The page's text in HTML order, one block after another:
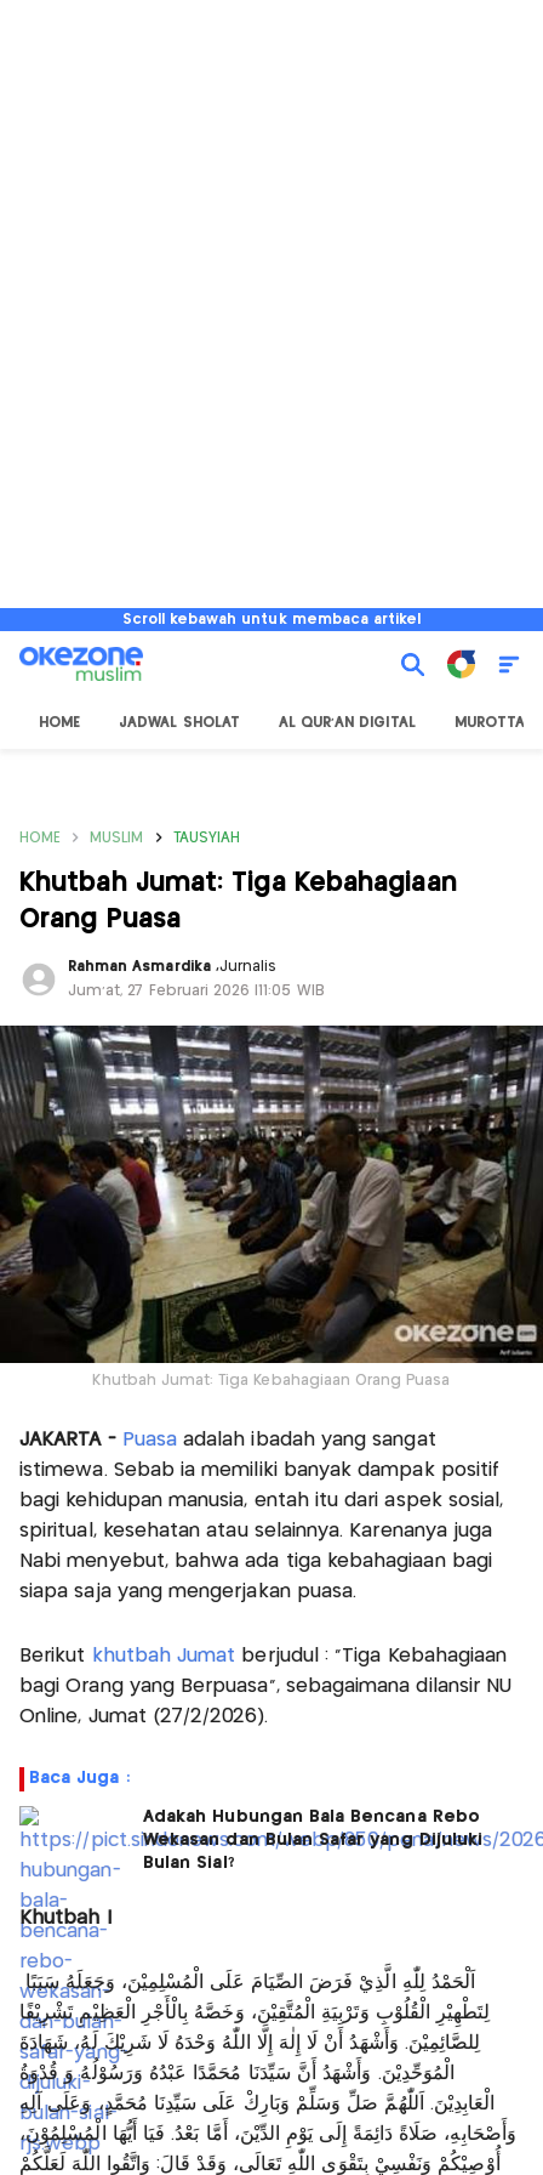
Scroll kebawah untuk membaca artikel
HOME JADWAL SHOLAT AL QUR'AN DIGITAL MUROTTAL
HOME MUSLIM TAUSYIAH
Khutbah Jumat: Tiga Kebahagiaan
Orang Puasa
Rahman Asmardika ,Jurnalis
Jum'at, 27 Februari 2026 |11:05 WIB
Khutbah Jumat: Tiga Kebahagiaan Orang Puasa
JAKARTA -Puasaadalah ibadah yang sangat
istimewa. Sebab ia memiliki banyak dampak positif
bagi kehidupan manusia, entah itu dari aspek sosial,
spiritual, kesehatan atau selainnya. Karenanya juga
Nabi menyebut, bahwa ada tiga kebahagiaan bagi
siapa saja yang mengerjakan puasa.
Berikut khutbah Jumat berjudul : "Tiga Kebahagiaan
bagi Orang yang Berpuasa”, sebagaimana dilansir NU
Online, Jumat (27/2/2026).
Baca Juga :
Adakah Hubungan Bala Bencana Rebo
Wekasan dan Bulan Safar yang Dijuluki
Bulan Sial?
Khutbah I
اَلْحَمْدُ لِلّٰهِ الَّذِيْ فَرَضَ الصِّيَامَ عَلَى الْمُسْلِمِيْنَ، وَجَعَلَهُ سَبَبًا
لِتَطْهِيْرِ الْقُلُوْبِ وَتَرْبِيَةِ الْمُتَّقِيْنَ، وَخَصَّهُ بِالْأَجْرِ الْعَظِيْمِ تَشْرِيْفًا
لِلصَّائِمِيْنَ. وَأَشْهَدُ أَنْ لَا إِلٰهَ إِلَّا اللّٰهُ وَحْدَهُ لَا شَرِيْكَ لَهُ، شَهَادَةَ
الْمُوَحِّدِيْنَ. وَأَشْهَدُ أَنَّ سَيِّدَنَا مُحَمَّدًا عَبْدُهُ وَرَسُوْلُهُ وَ قُدْوَةُ
الْعَابِدِيْنَ. اَللّٰهُمَّ صَلِّ وَسَلِّمْ وَبَارِكْ عَلَى سَيِّدِنَا مُحَمَّدٍ، وَعَلَى آلِهِ
وَأَصْحَابِهِ، صَلَاةً دَائِمَةً إِلَى يَوْمِ الدِّيْنَ، أَمَّا بَعْدُ. فَيَا أَيُّهَا الْمُسْلِمُوْنَ،
أُوْصِيْكُمْ وَنَفْسِيْ بِتَقْوَى اللّٰهِ تَعَالَى، وَقَدْ قَالَ: وَاتَّقُوا اللّٰهَ لَعَلَّكُمْ